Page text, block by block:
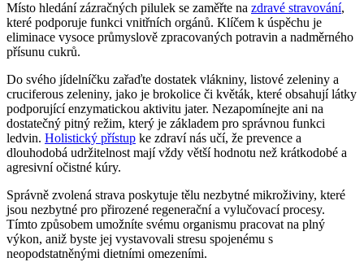
Místo hledání zázračných pilulek se zaměřte na zdravé stravování,
které podporuje funkci vnitřních orgánů. Klíčem k úspěchu je
eliminace vysoce průmyslově zpracovaných potravin a nadměrného
přísunu cukrů.
Do svého jídelníčku zařaďte dostatek vlákniny, listové zeleniny a
cruciferous zeleniny, jako je brokolice či květák, které obsahují látky
podporující enzymatickou aktivitu jater. Nezapomínejte ani na
dostatečný pitný režim, který je základem pro správnou funkci
ledvin. Holistický přístup ke zdraví nás učí, že prevence a
dlouhodobá udržitelnost mají vždy větší hodnotu než krátkodobé a
agresivní očistné kúry.
Správně zvolená strava poskytuje tělu nezbytné mikroživiny, které
jsou nezbytné pro přirozené regenerační a vylučovací procesy.
Tímto způsobem umožníte svému organismu pracovat na plný
výkon, aniž byste jej vystavovali stresu spojenému s
neopodstatněnými dietními omezeními.